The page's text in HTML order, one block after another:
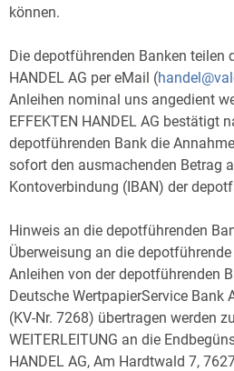
können.
Die depotführenden Banken teilen
HANDEL AG per eMail (
Anleihen nominal uns angedient
EFFEKTEN HANDEL AG bestätigt
depotführenden Bank die
sofort den ausmachenden Betrag
Kontoverbindung (IBAN) der
Hinweis an die depotführenden
Überweisung an die
Anleihen von der depotführenden
Deutsche WertpapierService Bank
(KV-Nr. 7268) übertragen werden
WEITERLEITUNG an die
HANDEL AG, Am Hardtwald 7,